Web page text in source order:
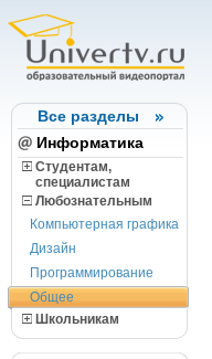
Все разделы
Информатика
Студентам,
cпециалистам
Любознательным
Компьютерная графика
Дизайн
Программирование
Общее
Школьникам